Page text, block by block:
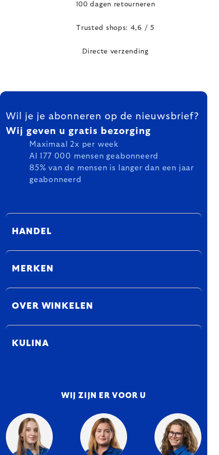
100 dagen retourneren
Trusted shops: 4,6 / 5
Directe verzending
FOOTER
Wil je je abonneren op de nieuwsbrief?
Wij geven u gratis bezorging
Maximaal 2x per week
Al 177 000 mensen geabonneerd
85% van de mensen is langer dan een jaar
geabonneerd
HANDEL
MERKEN
OVER WINKELEN
KULINA
WIJ ZIJN ER VOOR U